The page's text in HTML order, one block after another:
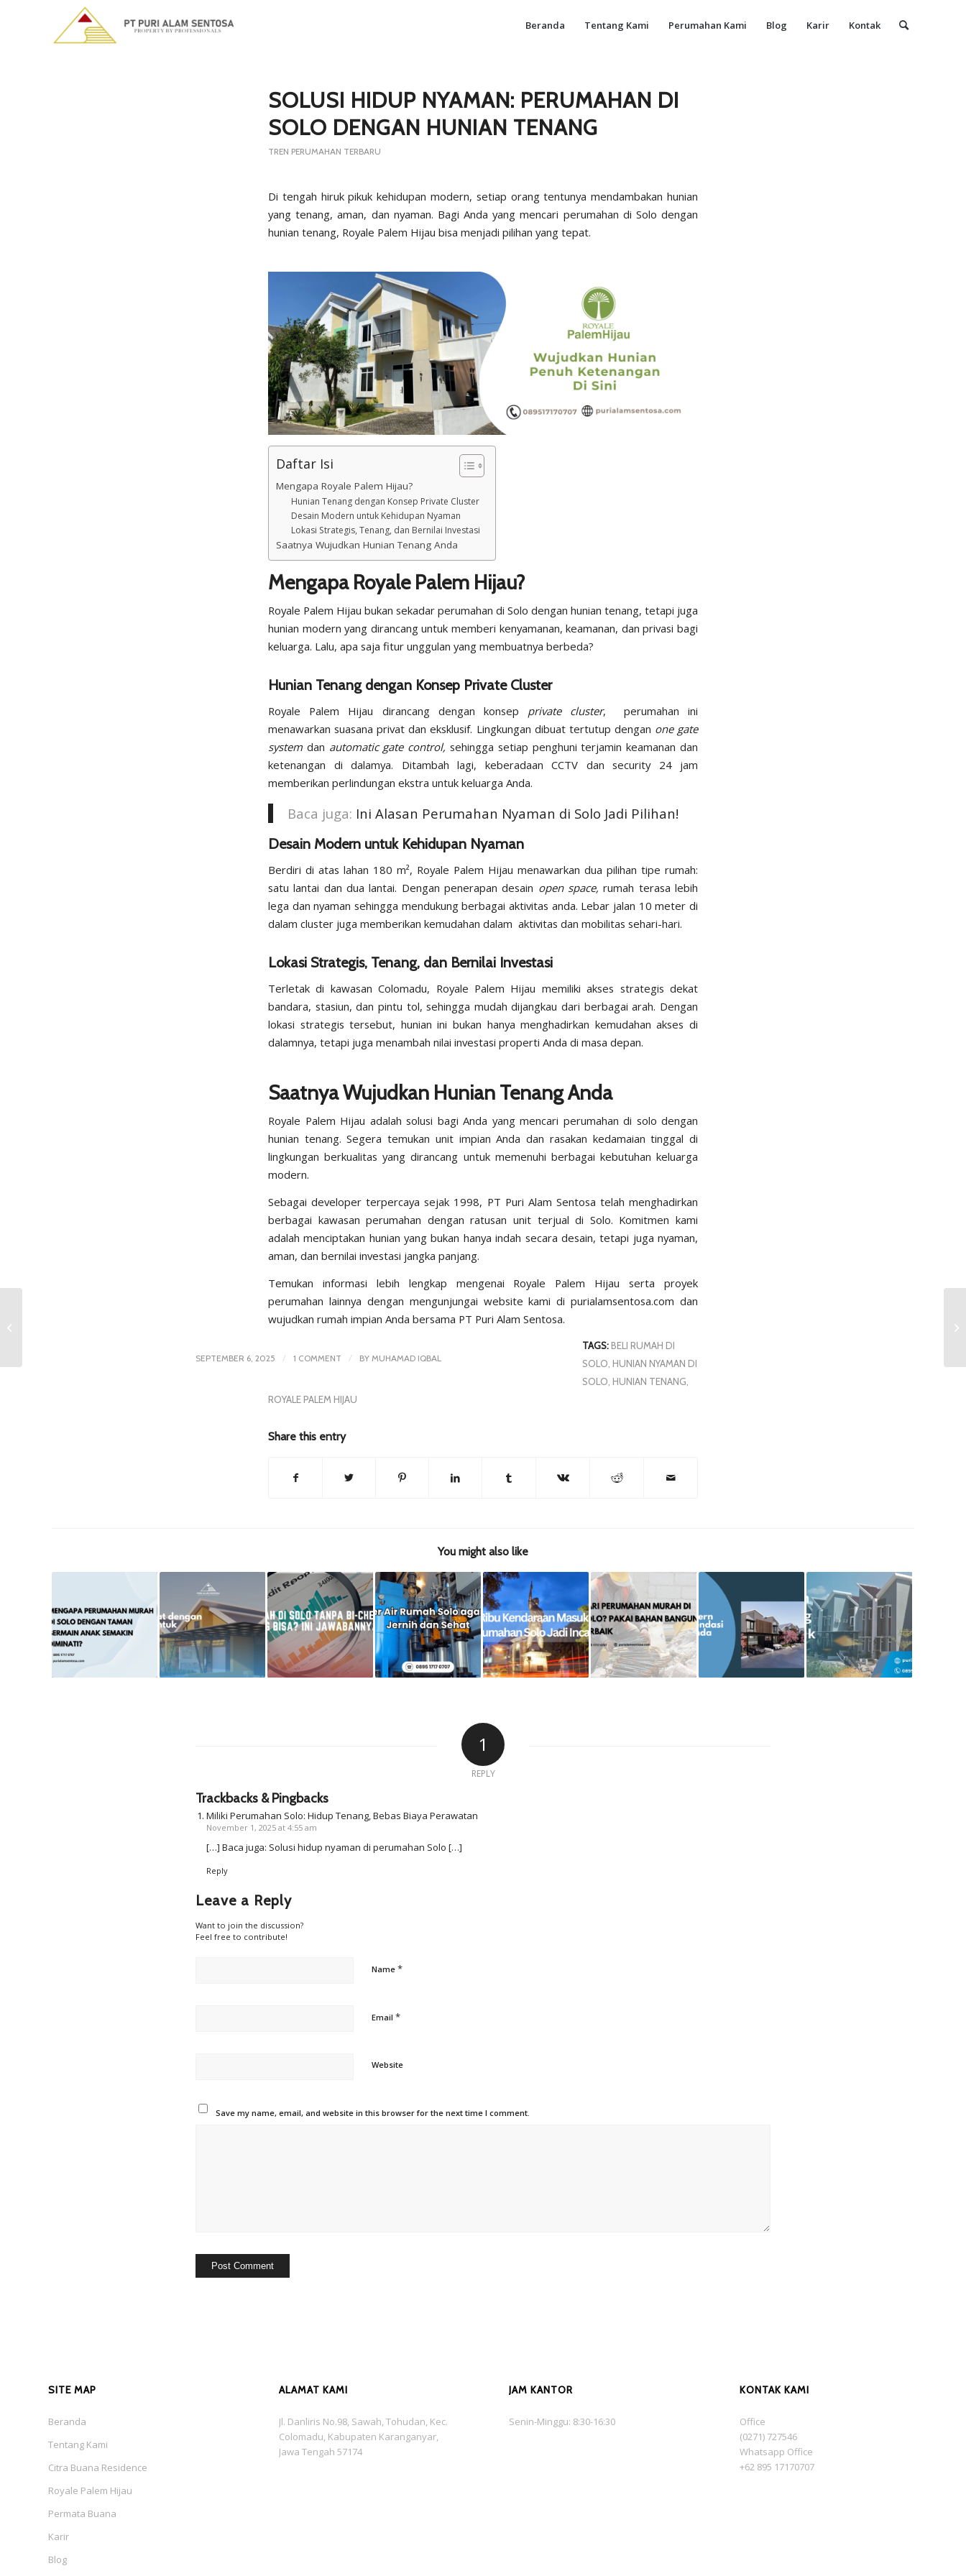
Beranda Tentang Kami Perumahan Kami Blog Karir Kontak
SOLUSI HIDUP NYAMAN: PERUMAHAN DI
SOLO DENGAN HUNIAN TENANG
TREN PERUMAHAN TERBARU
Di tengah hiruk pikuk kehidupan modern, setiap orang tentunya mendambakan hunian
yang tenang, aman, dan nyaman. Bagi Anda yang mencari perumahan di Solo dengan
hunian tenang, Royale Palem Hijau bisa menjadi pilihan yang tepat.
Daftar Isi
Mengapa Royale Palem Hijau?
Hunian Tenang dengan Konsep Private Cluster
Desain Modern untuk Kehidupan Nyaman
Lokasi Strategis, Tenang, dan Bernilai Investasi
Saatnya Wujudkan Hunian Tenang Anda
Mengapa Royale Palem Hijau?
Royale Palem Hijau bukan sekadar perumahan di Solo dengan hunian tenang, tetapi juga
hunian modern yang dirancang untuk memberi kenyamanan, keamanan, dan privasi bagi
keluarga. Lalu, apa saja fitur unggulan yang membuatnya berbeda?
Hunian Tenang dengan Konsep Private Cluster
Royale Palem Hijau dirancang dengan konsep private cluster, perumahan ini
menawarkan suasana privat dan eksklusif. Lingkungan dibuat tertutup dengan one gate
system dan automatic gate control, sehingga setiap penghuni terjamin keamanan dan
ketenangan di dalamya. Ditambah lagi, keberadaan CCTV dan security 24 jam
memberikan perlindungan ekstra untuk keluarga Anda.
Baca juga: Ini Alasan Perumahan Nyaman di Solo Jadi Pilihan!
Desain Modern untuk Kehidupan Nyaman
Berdiri di atas lahan 180 m², Royale Palem Hijau menawarkan dua pilihan tipe rumah:
satu lantai dan dua lantai. Dengan penerapan desain open space, rumah terasa lebih
lega dan nyaman sehingga mendukung berbagai aktivitas anda. Lebar jalan 10 meter di
dalam cluster juga memberikan kemudahan dalam aktivitas dan mobilitas sehari-hari.
Lokasi Strategis, Tenang, dan Bernilai Investasi
Terletak di kawasan Colomadu, Royale Palem Hijau memiliki akses strategis dekat
bandara, stasiun, dan pintu tol, sehingga mudah dijangkau dari berbagai arah. Dengan
lokasi strategis tersebut, hunian ini bukan hanya menghadirkan kemudahan akses di
dalamnya, tetapi juga menambah nilai investasi properti Anda di masa depan.
Saatnya Wujudkan Hunian Tenang Anda
Royale Palem Hijau adalah solusi bagi Anda yang mencari perumahan di solo dengan
hunian tenang. Segera temukan unit impian Anda dan rasakan kedamaian tinggal di
lingkungan berkualitas yang dirancang untuk memenuhi berbagai kebutuhan keluarga
modern.
Sebagai developer terpercaya sejak 1998, PT Puri Alam Sentosa telah menghadirkan
berbagai kawasan perumahan dengan ratusan unit terjual di Solo. Komitmen kami
adalah menciptakan hunian yang bukan hanya indah secara desain, tetapi juga nyaman,
aman, dan bernilai investasi jangka panjang.
Temukan informasi lebih lengkap mengenai Royale Palem Hijau serta proyek
perumahan lainnya dengan mengunjungai website kami dipurialamsentosa.com dan
wujudkan rumah impian Anda bersama PT Puri Alam Sentosa.
SEPTEMBER 6, 2025 / 1 COMMENT / BY MUHAMAD IQBAL
TAGS: BELI RUMAH DI
SOLO, HUNIAN NYAMAN DI
SOLO, HUNIAN TENANG,
ROYALE PALEM HIJAU
Share this entry
You might also like
1
REPLY
Trackbacks & Pingbacks
Miliki Perumahan Solo: Hidup Tenang, Bebas Biaya Perawatan
November 1, 2025 at 4:55 am
[…] Baca juga: Solusi hidup nyaman di perumahan Solo […]
Reply
Leave a Reply
Want to join the discussion?
Feel free to contribute!
Name *
Email *
Website
Save my name, email, and website in this browser for the next time I comment.
SITE MAP
Beranda
Tentang Kami
Citra Buana Residence
Royale Palem Hijau
Permata Buana
Karir
Blog
ALAMAT KAMI
Jl. Danliris No.98, Sawah, Tohudan, Kec.
Colomadu, Kabupaten Karanganyar,
Jawa Tengah 57174
JAM KANTOR
Senin-Minggu: 8:30-16:30
KONTAK KAMI
Office
(0271) 727546
Whatsapp Office
+62 895 17170707